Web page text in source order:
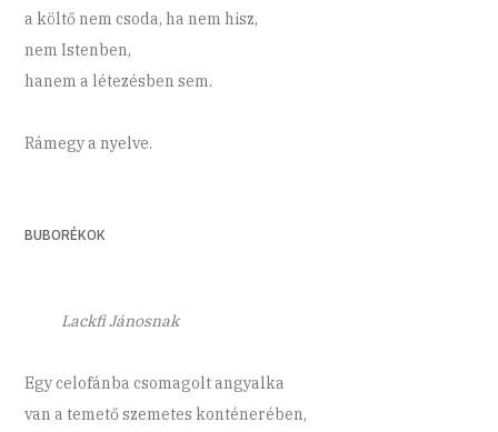
a költő nem csoda, ha nem hisz,
nem Istenben,
hanem a létezésben sem.
Rámegy a nyelve.
BUBORÉKOK
Lackfi Jánosnak
Egy celofánba csomagolt angyalka
van a temető szemetes konténerében,